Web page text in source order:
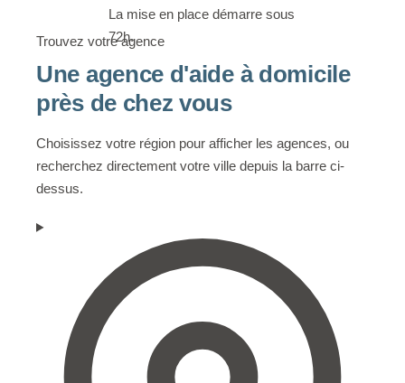
La mise en place démarre sous
72h.
Trouvez votre agence
Une agence d'aide à domicile
près de chez vous
Choisissez votre région pour afficher les agences, ou
recherchez directement votre ville depuis la barre ci-
dessus.